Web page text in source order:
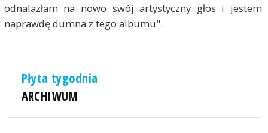
odnalazłam na nowo swój artystyczny głos i jestem
naprawdę dumna z tego albumu".
Płyta tygodnia
ARCHIWUM